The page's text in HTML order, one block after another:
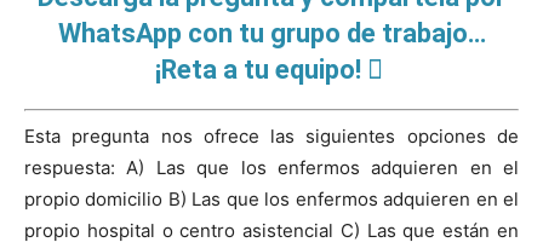
WhatsApp con tu grupo de trabajo…
¡Reta a tu equipo!
Esta pregunta nos ofrece las siguientes opciones de
respuesta: A) Las que los enfermos adquieren en el
propio domicilio B) Las que los enfermos adquieren en el
propio hospital o centro asistencial C) Las que están en